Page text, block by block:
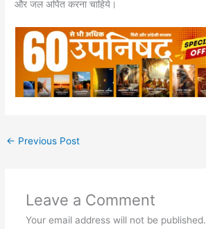
और जल अर्पित करना चाहिये।
← Previous Post
Leave a Comment
Your email address will not be published.